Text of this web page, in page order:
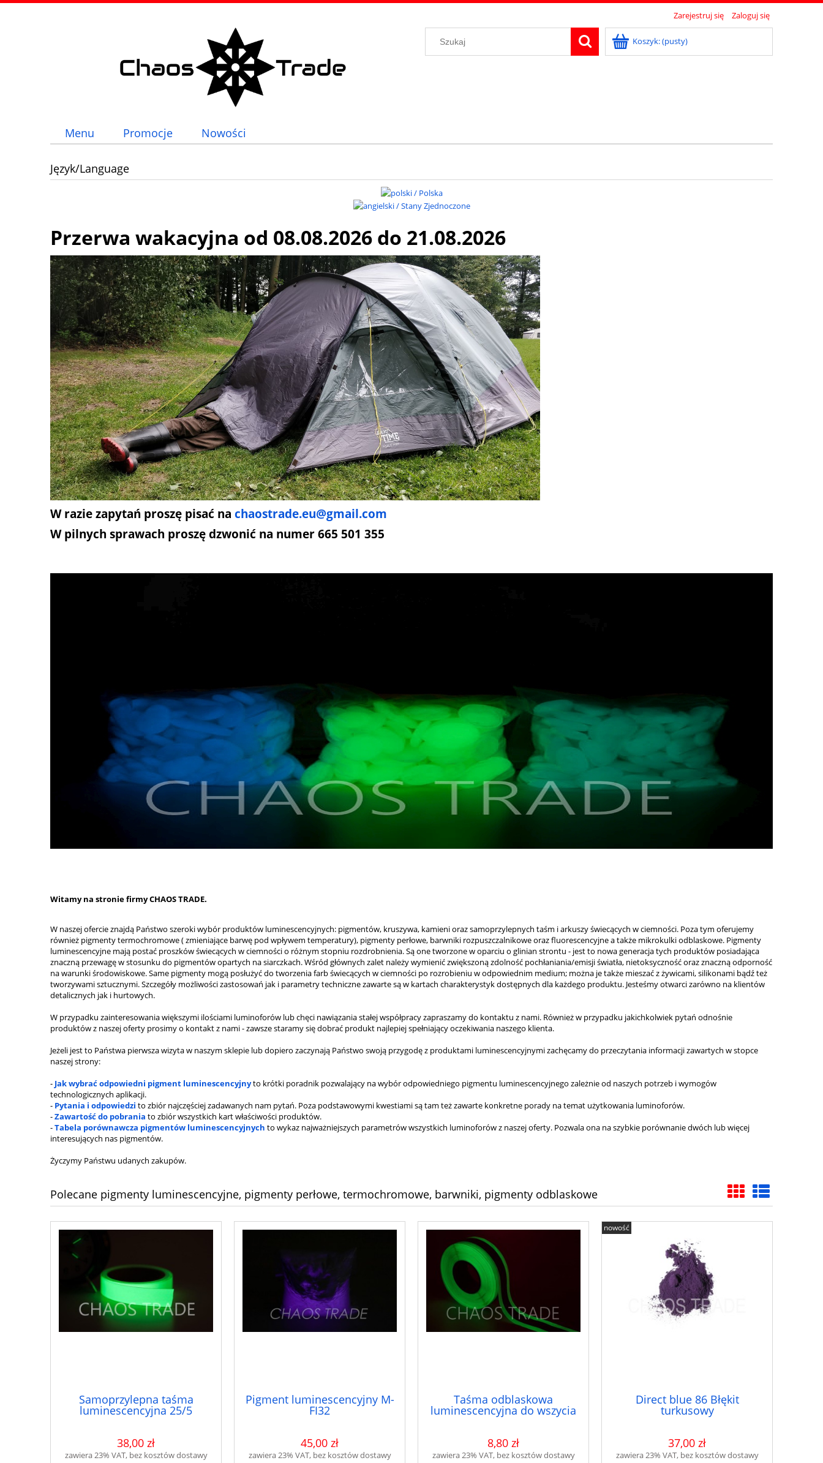
Zarejestruj się Zaloguj się
Koszyk:(pusty)
Menu Promocje Nowości
Język/Language
Przerwa wakacyjna od 08.08.2026 do 21.08.2026
W razie zapytań proszę pisać na chaostrade.eu@gmail.com
W pilnych sprawach proszę dzwonić na numer 665 501 355
Witamy na stronie firmy CHAOS TRADE.
W naszej ofercie znajdą Państwo szeroki wybór produktów luminescencyjnych: pigmentów, kruszywa, kamieni oraz samoprzylepnych taśm i arkuszy świecących w ciemności. Poza tym oferujemy
również pigmenty termochromowe ( zmieniające barwę pod wpływem temperatury), pigmenty perłowe, barwniki rozpuszczalnikowe oraz fluorescencyjne a także mikrokulki odblaskowe. Pigmenty
luminescencyjne mają postać proszków świecących w ciemności o różnym stopniu rozdrobnienia. Są one tworzone w oparciu o glinian strontu - jest to nowa generacja tych produktów posiadająca
znaczną przewagę w stosunku do pigmentów opartych na siarczkach. Wśród głównych zalet należy wymienić zwiększoną zdolność pochłaniania/emisji światła, nietoksyczność oraz znaczną odporność
na warunki środowiskowe. Same pigmenty mogą posłużyć do tworzenia farb świecących w ciemności po rozrobieniu w odpowiednim medium; można je także mieszać z żywicami, silikonami bądź też
tworzywami sztucznymi. Szczegóły możliwości zastosowań jak i parametry techniczne zawarte są w kartach charakterystyk dostępnych dla każdego produktu. Jesteśmy otwarci zarówno na klientów
detalicznych jak i hurtowych.
W przypadku zainteresowania większymi ilościami luminoforów lub chęci nawiązania stałej współpracy zapraszamy do kontaktu z nami. Również w przypadku jakichkolwiek pytań odnośnie
produktów z naszej oferty prosimy o kontakt z nami - zawsze staramy się dobrać produkt najlepiej spełniający oczekiwania naszego klienta.
Jeżeli jest to Państwa pierwsza wizyta w naszym sklepie lub dopiero zaczynają Państwo swoją przygodę z produktami luminescencyjnymi zachęcamy do przeczytania informacji zawartych w stopce
naszej strony:
- Jak wybrać odpowiedni pigment luminescencyjnyto krótki poradnik pozwalający na wybór odpowiedniego pigmentu luminescencyjnego zależnie od naszych potrzeb i wymogów
technologicznych aplikacji.
- Pytania i odpowiedzi to zbiór najczęściej zadawanych nam pytań. Poza podstawowymi kwestiami są tam też zawarte konkretne porady na temat użytkowania luminoforów.
-Zawartość do pobrania to zbiór wszystkich kart właściwości produktów.
-Tabela porównawcza pigmentów luminescencyjnych to wykaz najważniejszych parametrów wszystkich luminoforów z naszej oferty. Pozwala ona na szybkie porównanie dwóch lub więcej
interesujących nas pigmentów.
Życzymy Państwu udanych zakupów.
Polecane pigmenty luminescencyjne, pigmenty perłowe, termochromowe, barwniki, pigmenty odblaskowe
Samoprzylepna taśma
luminescencyjna 25/5
38,00 zł
zawiera 23% VAT, bez kosztów dostawy
Pigment luminescencyjny M-
FI32
45,00 zł
zawiera 23% VAT, bez kosztów dostawy
Taśma odblaskowa
luminescencyjna do wszycia
szer. 50mm
8,80 zł
zawiera 23% VAT, bez kosztów dostawy
Direct blue 86 Błękit
turkusowy
37,00 zł
zawiera 23% VAT, bez kosztów dostawy
nowość